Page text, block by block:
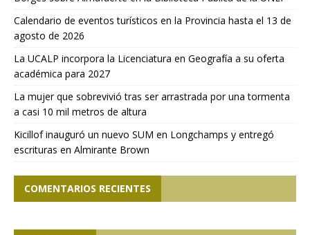
Calendario de eventos turísticos en la Provincia hasta el 13 de
agosto de 2026
La UCALP incorpora la Licenciatura en Geografía a su oferta
académica para 2027
La mujer que sobrevivió tras ser arrastrada por una tormenta
a casi 10 mil metros de altura
Kicillof inauguró un nuevo SUM en Longchamps y entregó
escrituras en Almirante Brown
COMENTARIOS RECIENTES